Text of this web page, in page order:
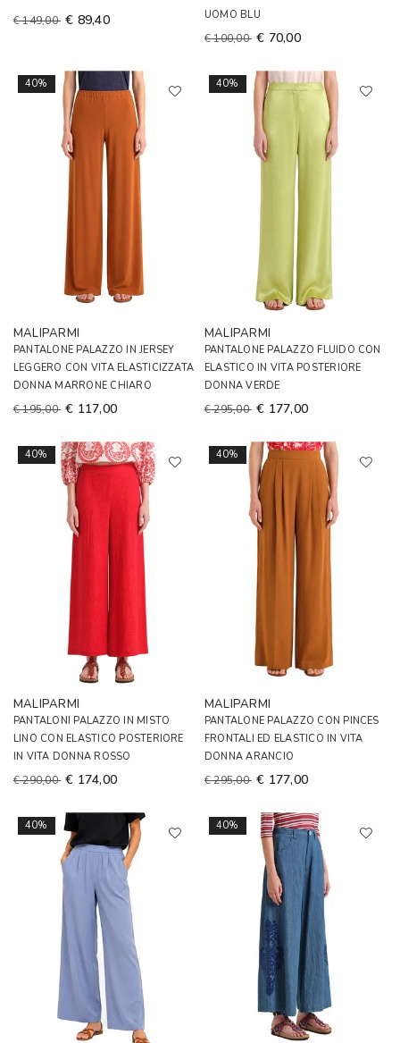
€ 149,00 € 89,40
UOMO BLU
€ 100,00 € 70,00
40%
MALIPARMI
PANTALONE PALAZZO IN JERSEY
LEGGERO CON VITA ELASTICIZZATA
DONNA MARRONE CHIARO
€ 195,00 € 117,00
40%
MALIPARMI
PANTALONE PALAZZO FLUIDO CON
ELASTICO IN VITA POSTERIORE
DONNA VERDE
€ 295,00 € 177,00
40%
MALIPARMI
PANTALONI PALAZZO IN MISTO
LINO CON ELASTICO POSTERIORE
IN VITA DONNA ROSSO
€ 290,00 € 174,00
40%
MALIPARMI
PANTALONE PALAZZO CON PINCES
FRONTALI ED ELASTICO IN VITA
DONNA ARANCIO
€ 295,00 € 177,00
40% 40%